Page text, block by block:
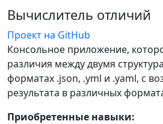
Вычислитель отличий
Проект на GitHub
Консольное приложение,
различия между двумя
форматах .json, .yml и .yaml, с
результата в различных
Приобретенные навыки: